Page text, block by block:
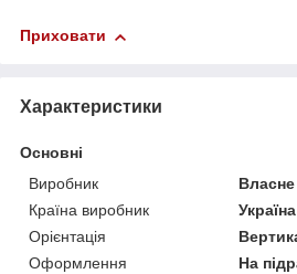
Приховати
Характеристики
Основні
Виробник
Країна виробник
Україна
Орієнтація
Оформлення
На